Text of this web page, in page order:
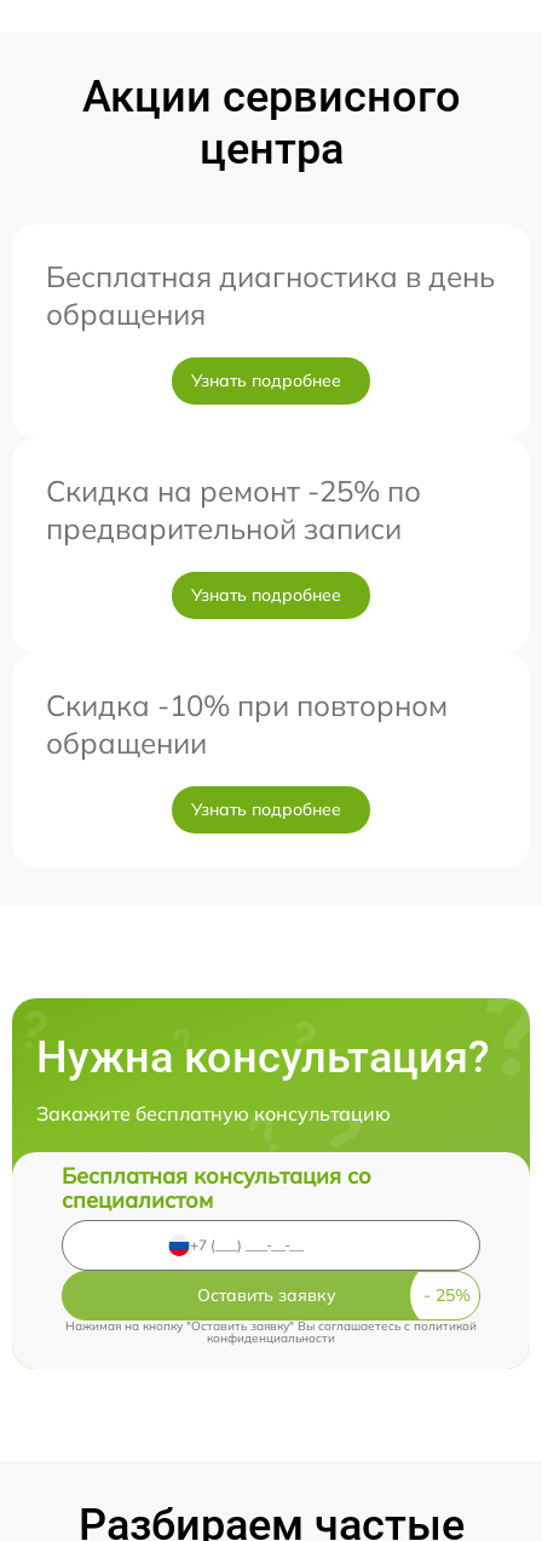
Акции сервисного
центра
Бесплатная диагностика в день
обращения
Узнать подробнее
Скидка на ремонт -25% по
предварительной записи
Узнать подробнее
Скидка -10% при повторном
обращении
Узнать подробнее
Нужна консультация?
Закажите бесплатную консультацию
Бесплатная консультация со
специалистом
Оставить заявку
Нажимая на кнопку "Оставить заявку" Вы соглашаетесь cполитикой
конфиденциальности
Разбираем частые